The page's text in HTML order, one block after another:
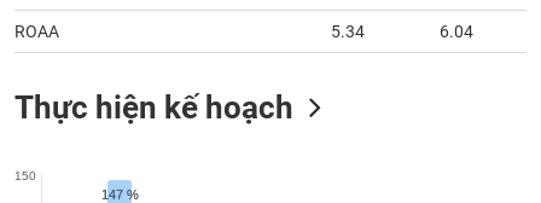
ROAA 5.34 6.04
Thực hiện kế hoạch
147 %
147 %
150